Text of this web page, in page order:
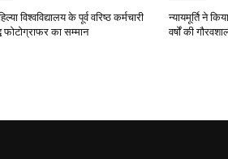
विश्वविद्यालय के पूर्व वरिष्ठ कर्मचारी
फोटोग्राफर का सम्मान
न्यायमूर्ति ने
वर्षों की